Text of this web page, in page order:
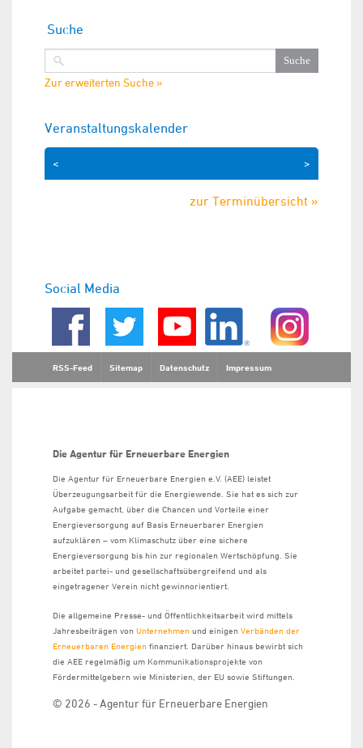
Suche
Zur erweiterten Suche »
Veranstaltungskalender
>
<
zur Terminübersicht »
Social Media
RSS-Feed Sitemap Datenschutz Impressum
Die Agentur für Erneuerbare Energien
Die Agentur für Erneuerbare Energien e.V. (AEE) leistet
Überzeugungsarbeit für die Energiewende. Sie hat es sich zur
Aufgabe gemacht, über die Chancen und Vorteile einer
Energieversorgung auf Basis Erneuerbarer Energien
aufzuklären – vom Klimaschutz über eine sichere
Energieversorgung bis hin zur regionalen Wertschöpfung. Sie
arbeitet partei- und gesellschaftsübergreifend und als
eingetragener Verein nicht gewinnorientiert.
Die allgemeine Presse- und Öffentlichkeitsarbeit wird mittels
Jahresbeiträgen von Unternehmen und einigen Verbänden der
Erneuerbaren Energien finanziert. Darüber hinaus bewirbt sich
die AEE regelmäßig um Kommunikationsprojekte von
Fördermittelgebern wie Ministerien, der EU sowie Stiftungen.
© 2026 - Agentur für Erneuerbare Energien